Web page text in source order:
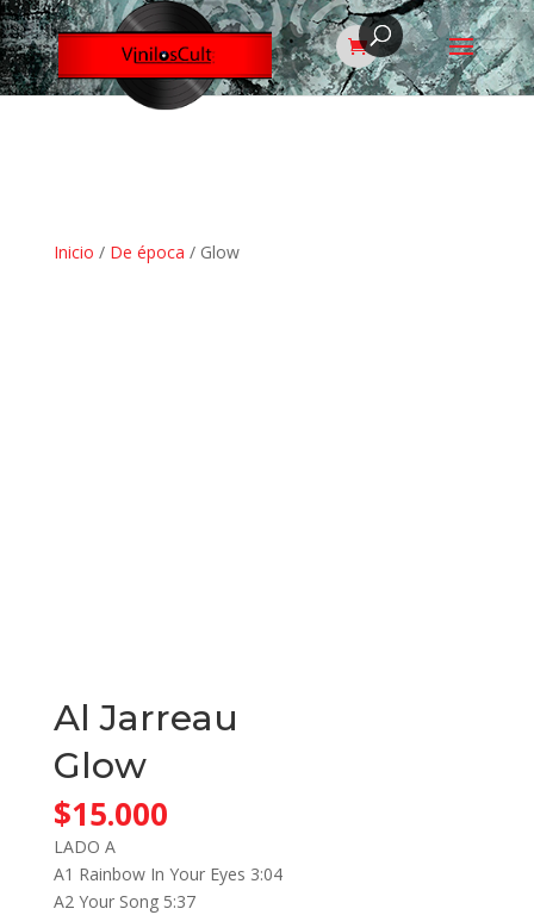
Inicio / De época / Glow
Al Jarreau
Glow
$15.000
LADO A
A1 Rainbow In Your Eyes 3:04
A2 Your Song 5:37